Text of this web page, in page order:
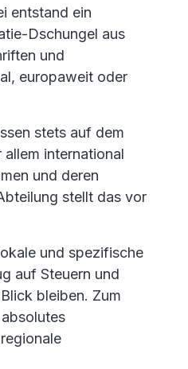
entstand ein
Dschungel aus
und
europaweit oder
stets auf dem
allem international
und deren
stellt das vor
und spezifische
auf Steuern und
bleiben. Zum